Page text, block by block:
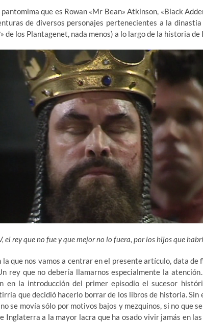
que es Rowan «Mr Bean» Atkinson, «Black
de diversos personajes pertenecientes a la
de los Plantagenet, nada menos) a lo largo de la historia
el rey que no fue y que mejor no lo fuera, por los hijos que
la que nos vamos a centrar en el presente artículo, data de
rey que no debería llamarnos especialmente la
en la introducción del primer episodio el sucesor
que decidió hacerlo borrar de los libros de historia. Sin
se movía sólo por motivos bajos y mezquinos, si no que
Inglaterra a la mayor lacra que ha osado vivir jamás en